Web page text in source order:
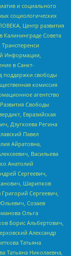
и социального
социологических
Центр развития
Калининграде Совета
Информации,
в Санкт-
поддержки свободы
комиссия
агентство
Свободы
Евразийская
Дзугкоева Регина
Павел
Айратовна,
Васильева
Анатолий
Сергеевич,
Шарипков
Сергеевич,
Созаев
Ольга
Борис Альбертович,
Александр
Татьяна
Татьяна Николаевна,